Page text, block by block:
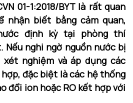
01-1:2018/BYT là rất quan
nhận biết bằng cảm quan,
định kỳ tại phòng thí
nghi ngờ nguồn nước bị
nghiệm và áp dụng các
đặc biệt là các hệ thống
đổi ion hoặc RO kết hợp với